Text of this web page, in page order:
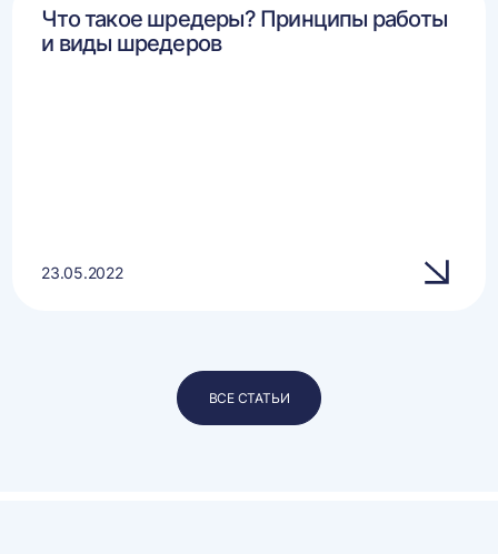
Что такое шредеры? Принципы работы
и виды шредеров
23.05.2022
ВСЕ СТАТЬИ